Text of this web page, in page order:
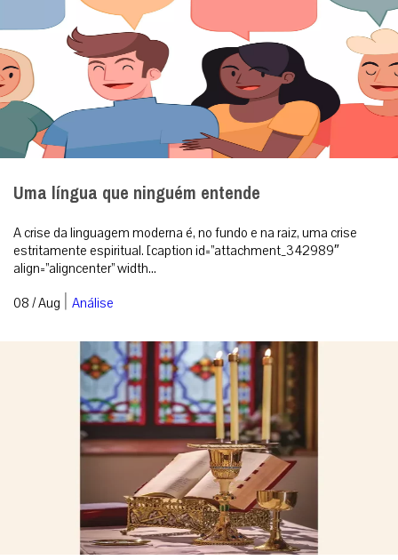
Uma língua que ninguém entende
A crise da linguagem moderna é, no fundo e na raiz, uma crise
estritamente espiritual. [caption id=”attachment_342989″
align=”aligncenter” width...
08 / Aug | Análise